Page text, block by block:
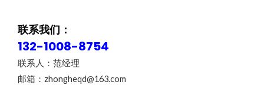
联系我们：
132-1008-8754
联系人：范经理
邮箱：zhongheqd@163.com